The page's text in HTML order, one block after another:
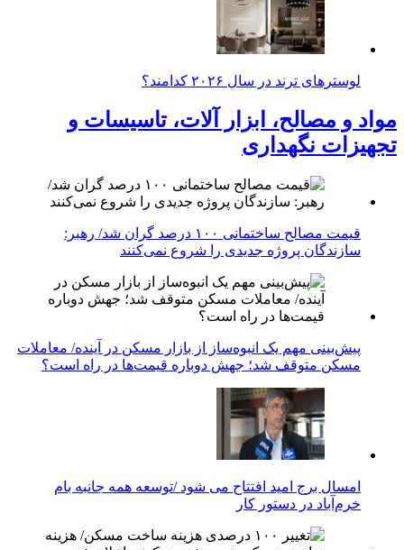
لوسترهای ترند در سال ۲۰۲۶ کدامند؟
مواد و مصالح، ابزار آلات، تاسیسات و
تجهیزات نگهداری
قیمت مصالح ساختمانی ۱۰۰ درصد گران شد/ رهبر:
سازندگان پروژه جدیدی را شروع نمی‌کنند
پیش‌بینی مهم یک انبوه‌ساز از بازار مسکن در آینده/ معاملات
مسکن متوقف شد؛ جهش دوباره قیمت‌ها در راه است؟
امسال برج امید افتتاح می شود /توسعه همه جانبه بام
خرم‌آباد در دستور کار